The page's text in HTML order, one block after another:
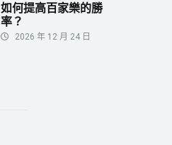
如何提高百家樂的勝
率？
2026 年 12 月 24 日